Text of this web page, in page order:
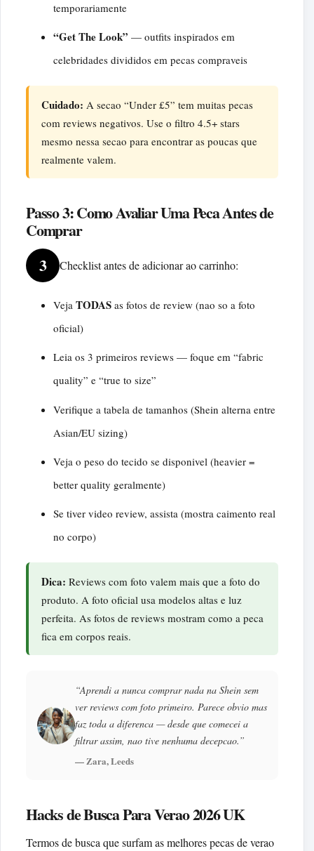
temporariamente
“Get The Look” — outfits inspirados em
celebridades divididos em pecas compraveis
Cuidado: A secao “Under £5” tem muitas pecas
com reviews negativos. Use o filtro 4.5+ stars
mesmo nessa secao para encontrar as poucas que
realmente valem.
Passo 3: Como Avaliar Uma Peca Antes de
Comprar
3
Checklist antes de adicionar ao carrinho:
Veja TODASas fotos de review (nao so a foto
oficial)
Leia os 3 primeiros reviews — foque em “fabric
quality” e “true to size”
Verifique a tabela de tamanhos (Shein alterna entre
Asian/EU sizing)
Veja o peso do tecido se disponivel (heavier =
better quality geralmente)
Se tiver video review, assista (mostra caimento real
no corpo)
Dica: Reviews com foto valem mais que a foto do
produto. A foto oficial usa modelos altas e luz
perfeita. As fotos de reviews mostram como a peca
fica em corpos reais.
“Aprendi a nunca comprar nada na Shein sem
ver reviews com foto primeiro. Parece obvio mas
faz toda a diferenca — desde que comecei a
filtrar assim, nao tive nenhuma decepcao.”
— Zara, Leeds
Hacks de Busca Para Verao 2026 UK
Termos de busca que surfam as melhores pecas de verao